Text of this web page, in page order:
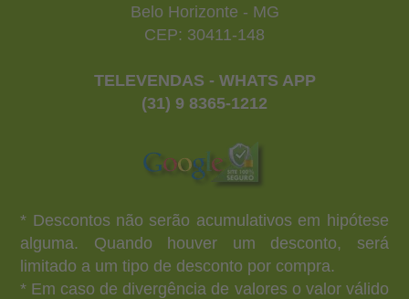
Belo Horizonte - MG
CEP: 30411-148
TELEVENDAS - WHATS APP
(31) 9 8365-1212
* Descontos não serão acumulativos em hipótese
alguma. Quando houver um desconto, será
limitado a um tipo de desconto por compra.
* Em caso de divergência de valores o valor válido